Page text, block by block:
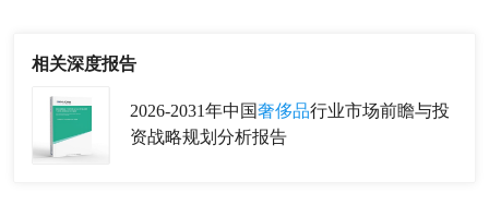
相关深度报告
2026-2031年中国奢侈品行业市场前瞻与投
资战略规划分析报告